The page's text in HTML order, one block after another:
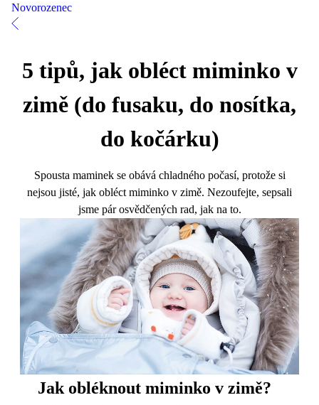
Novorozenec
5 tipů, jak obléct miminko v
zimě (do fusaku, do nosítka,
do kočárku)
Spousta maminek se obává chladného počasí, protože si
nejsou jisté, jak obléct miminko v zimě. Nezoufejte, sepsali
jsme pár osvědčených rad, jak na to.
Jak obléknout miminko v zimě?